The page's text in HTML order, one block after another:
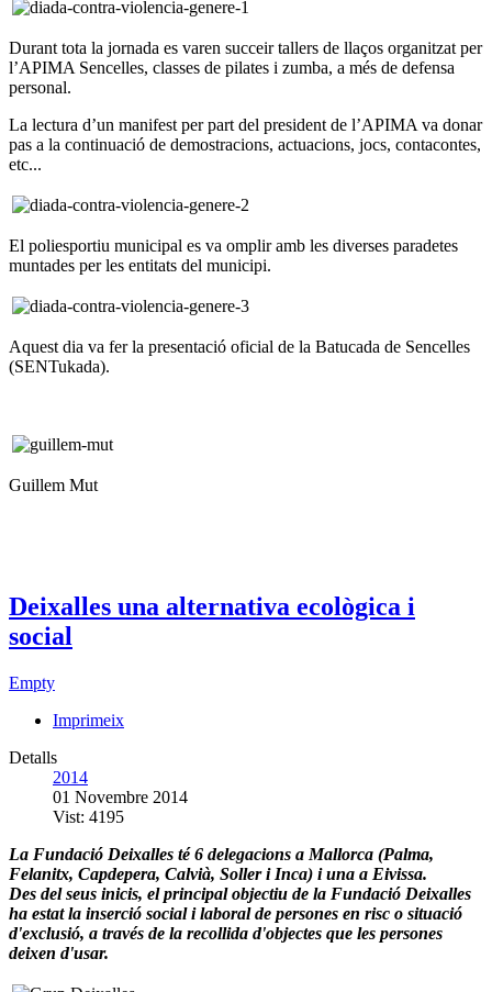
Durant tota la jornada es varen succeir tallers de llaços organitzat per
l’APIMA Sencelles, classes de pilates i zumba, a més de defensa
personal.
La lectura d’un manifest per part del president de l’APIMA va donar
pas a la continuació de demostracions, actuacions, jocs, contacontes,
etc...
El poliesportiu municipal es va omplir amb les diverses paradetes
muntades per les entitats del municipi.
Aquest dia va fer la presentació oficial de la Batucada de Sencelles
(SENTukada).
Guillem Mut
Deixalles una alternativa ecològica i
social
Empty
Imprimeix
Detalls
2014
01 Novembre 2014
Vist: 4195
La Fundació Deixalles té 6 delegacions a Mallorca (Palma,
Felanitx, Capdepera, Calvià, Soller i Inca) i una a Eivissa.
Des del seus inicis, el principal objectiu de la Fundació Deixalles
ha estat la inserció social i laboral de persones en risc o situació
d'exclusió, a través de la recollida d'objectes que les persones
deixen d'usar.